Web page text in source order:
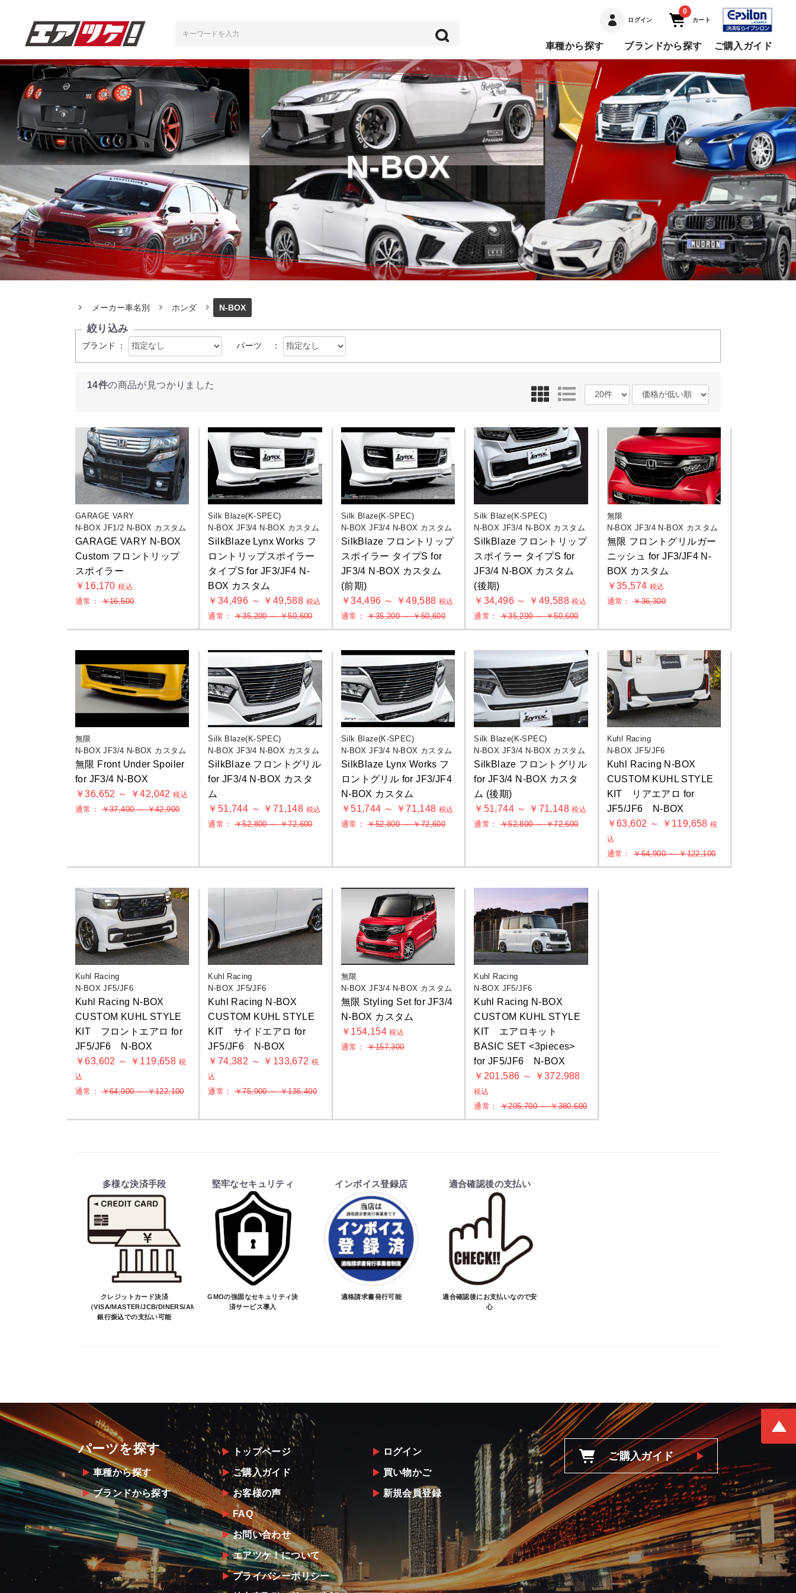
ログイン
0
カート
車種から探す ブランドから探す ご購入ガイド
N-BOX
メーカー車名別 ホンダ N-BOX
絞り込み
ブランド ： パーツ ：
14件の商品が見つかりました
GARAGE VARY
N-BOX JF1/2 N-BOX カスタム
GARAGE VARY N-BOX
Custom フロントリップ
スポイラー
￥16,170税込
通常：￥16,500
Silk Blaze(K-SPEC)
N-BOX JF3/4 N-BOX カスタム
SilkBlaze Lynx Works フ
ロントリップスポイラー
タイプS for JF3/JF4 N-
BOX カスタム
￥34,496 ～ ￥49,588 税込
通常： ￥35,200 ～ ￥50,600
Silk Blaze(K-SPEC)
N-BOX JF3/4 N-BOX カスタム
SilkBlaze フロントリップ
スポイラー タイプS for
JF3/4 N-BOX カスタム
(前期)
￥34,496 ～ ￥49,588 税込
通常：￥35,200 ～ ￥50,600
Silk Blaze(K-SPEC)
N-BOX JF3/4 N-BOX カスタム
SilkBlaze フロントリップ
スポイラー タイプS for
JF3/4 N-BOX カスタム
(後期)
￥34,496 ～ ￥49,588税込
通常：￥35,200 ～ ￥50,600
無限
N-BOX JF3/4 N-BOX カスタム
無限 フロントグリルガー
ニッシュ for JF3/JF4 N-
BOX カスタム
￥35,574 税込
通常：￥36,300
無限
N-BOX JF3/4 N-BOX カスタム
無限 Front Under Spoiler
for JF3/4 N-BOX
￥36,652 ～ ￥42,042税込
通常：￥37,400 ～ ￥42,900
Silk Blaze(K-SPEC)
N-BOX JF3/4 N-BOX カスタム
SilkBlaze フロントグリル
for JF3/4 N-BOX カスタ
ム
￥51,744 ～ ￥71,148 税込
通常： ￥52,800 ～ ￥72,600
Silk Blaze(K-SPEC)
N-BOX JF3/4 N-BOX カスタム
SilkBlaze Lynx Works フ
ロントグリル for JF3/JF4
N-BOX カスタム
￥51,744 ～ ￥71,148 税込
通常：￥52,800 ～ ￥72,600
Silk Blaze(K-SPEC)
N-BOX JF3/4 N-BOX カスタム
SilkBlaze フロントグリル
for JF3/4 N-BOX カスタ
ム (後期)
￥51,744 ～ ￥71,148税込
通常：￥52,800 ～ ￥72,600
Kuhl Racing
N-BOX JF5/JF6
Kuhl Racing N-BOX
CUSTOM KUHL STYLE
KIT リアエアロ for
JF5/JF6 N-BOX
￥63,602 ～ ￥119,658税
込
通常：￥64,900 ～ ￥122,100
Kuhl Racing
N-BOX JF5/JF6
Kuhl Racing N-BOX
CUSTOM KUHL STYLE
KIT フロントエアロ for
JF5/JF6 N-BOX
￥63,602 ～ ￥119,658 税
込
通常：￥64,900 ～ ￥122,100
Kuhl Racing
N-BOX JF5/JF6
Kuhl Racing N-BOX
CUSTOM KUHL STYLE
KIT サイドエアロ for
JF5/JF6 N-BOX
￥74,382 ～ ￥133,672 税
込
通常： ￥75,900 ～ ￥136,400
無限
N-BOX JF3/4 N-BOX カスタム
無限 Styling Set for JF3/4
N-BOX カスタム
￥154,154税込
通常：￥157,300
Kuhl Racing
N-BOX JF5/JF6
Kuhl Racing N-BOX
CUSTOM KUHL STYLE
KIT エアロキット
BASIC SET <3pieces>
for JF5/JF6 N-BOX
￥201,586 ～ ￥372,988
税込
通常：￥205,700 ～ ￥380,600
多様な決済手段
クレジットカード決済
（VISA/MASTER/JCB/DINERS/AMEX）、
銀行振込での支払い可能
堅牢なセキュリティ
GMOの強固なセキュリティ決
済サービス導入
インボイス登録店
適格請求書発行可能
適合確認後の支払い
適合確認後にお支払いなので安
心
パーツを探す
車種から探す
ブランドから探す
トップページ
ご購入ガイド
お客様の声
FAQ
お問い合わせ
エアツケ！について
プライバシーポリシー
ログイン
買い物かご
新規会員登録
ご購入ガイド